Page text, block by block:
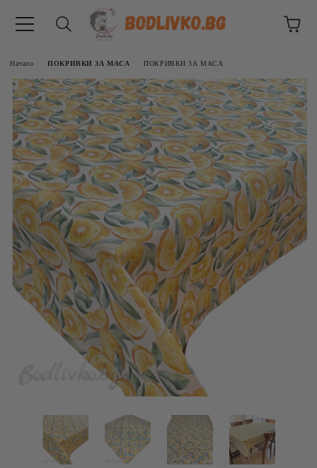
Начало ПОКРИВКИ ЗА МАСА ПОКРИВКИ ЗА МАСА